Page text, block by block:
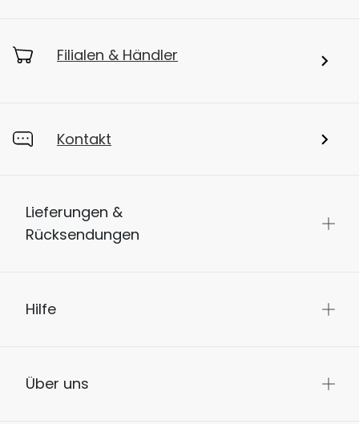
Filialen & Händler
Kontakt
Lieferungen &
Rücksendungen
Hilfe
Über uns